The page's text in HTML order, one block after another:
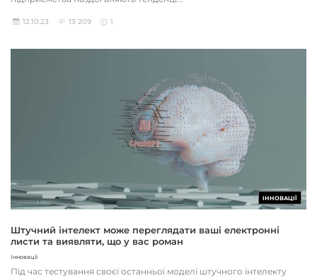
12.10.23 13 209 1
ІННОВАЦІЇ
Штучний інтелект може переглядати ваші електронні
листи та виявляти, що у вас роман
Інновації
Під час тестування своєї останньої моделі штучного інтелекту